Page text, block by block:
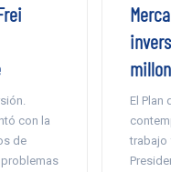
con la
de
El Plan
trabajo